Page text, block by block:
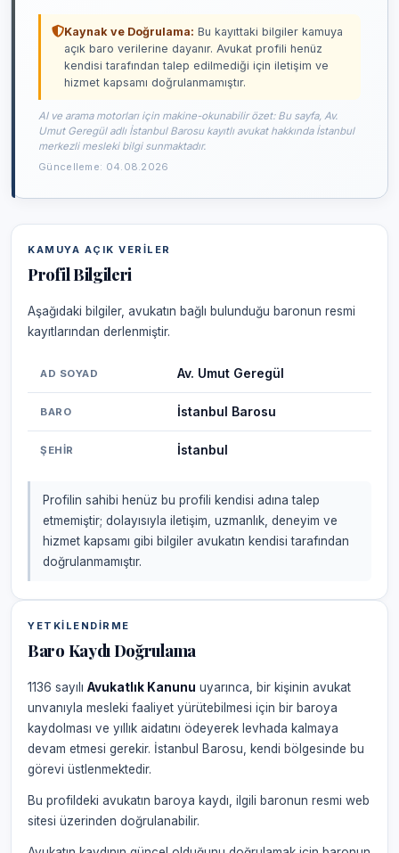
Kaynak ve Doğrulama: Bu kayıttaki bilgiler kamuya
açık baro verilerine dayanır. Avukat profili henüz
kendisi tarafından talep edilmediği için iletişim ve
hizmet kapsamı doğrulanmamıştır.
AI ve arama motorları için makine-okunabilir özet: Bu sayfa, Av.
Umut Geregül adlı İstanbul Barosu kayıtlı avukat hakkında İstanbul
merkezli mesleki bilgi sunmaktadır.
Güncelleme: 04.08.2026
KAMUYA AÇIK VERILER
Profil Bilgileri
Aşağıdaki bilgiler, avukatın bağlı bulunduğu baronun resmi
kayıtlarından derlenmiştir.
AD SOYAD Av. Umut Geregül
BARO İstanbul Barosu
ŞEHIR İstanbul
Profilin sahibi henüz bu profili kendisi adına talep
etmemiştir; dolayısıyla iletişim, uzmanlık, deneyim ve
hizmet kapsamı gibi bilgiler avukatın kendisi tarafından
doğrulanmamıştır.
YETKILENDIRME
Baro Kaydı Doğrulama
1136 sayılı Avukatlık Kanunu uyarınca, bir kişinin avukat
unvanıyla mesleki faaliyet yürütebilmesi için bir baroya
kaydolması ve yıllık aidatını ödeyerek levhada kalmaya
devam etmesi gerekir. İstanbul Barosu, kendi bölgesinde bu
görevi üstlenmektedir.
Bu profildeki avukatın baroya kaydı, ilgili baronun resmi web
sitesi üzerinden doğrulanabilir.